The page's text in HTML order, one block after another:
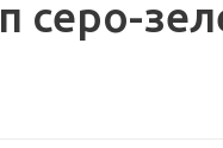
серо-